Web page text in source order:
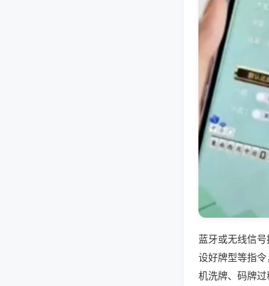
蓝牙或无线信
设好牌型等指
机洗牌、码牌过